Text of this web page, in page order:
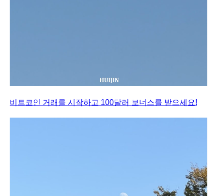
비트코인 거래를 시작하고 100달러 보너스를 받으세요!